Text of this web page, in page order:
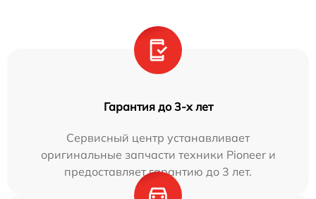
Гарантия до 3-х лет
Сервисный центр устанавливает
оригинальные запчасти техники Pioneer и
предоставляет гарантию до 3 лет.